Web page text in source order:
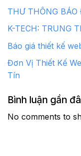
THƯ THÔNG
K-TECH: TRUNG
Báo giá thiết kế
Đơn Vị Thiết Kế
Tín
Bình luận gần
No comments to